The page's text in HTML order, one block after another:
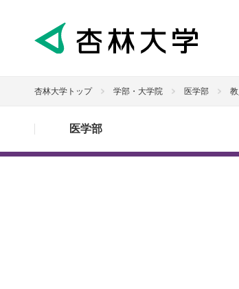
杏林大学トップ 学部・大学院 医学部
医学部